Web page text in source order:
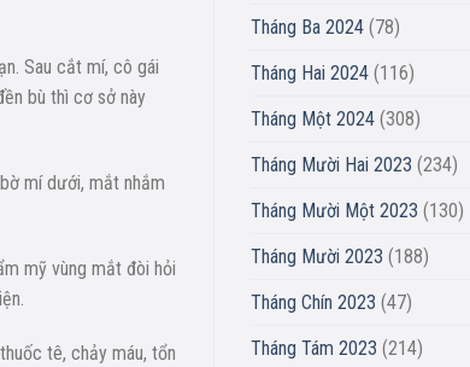
Sau cắt mí, cô gái
bù thì cơ sở này
mí dưới, mắt nhắm
mỹ vùng mắt đòi hỏi
tê, chảy máu, tổn
Tháng Ba 2024(78)
Tháng Hai 2024(116)
Tháng Một 2024(308)
Tháng Mười Hai 2023 (234)
Tháng Mười Một 2023 (130)
Tháng Mười 2023 (188)
Tháng Chín 2023 (47)
Tháng Tám 2023 (214)